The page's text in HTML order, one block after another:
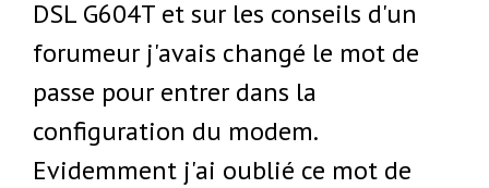
DSL G604T et sur les conseils d'un
forumeur j'avais changé le mot de
passe pour entrer dans la
configuration du modem.
Evidemment j'ai oublié ce mot de